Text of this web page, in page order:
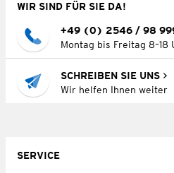
WIR SIND FÜR SIE DA!
+49 (0) 2546 / 98
Montag bis Freitag 8–18
SCHREIBEN SIE UNS
Wir helfen Ihnen weiter
SERVICE